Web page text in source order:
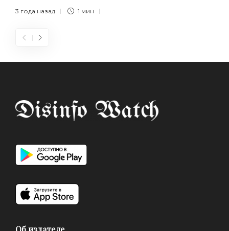
3 года назад 1 мин